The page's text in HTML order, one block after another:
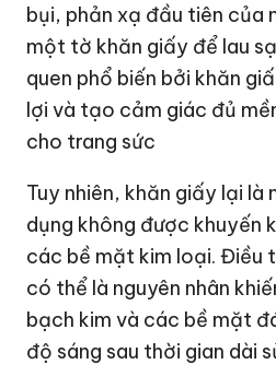
bụi, phản xạ đầu tiên của
một tờ khăn giấy để lau
quen phổ biến bởi khăn
lợi và tạo cảm giác đủ
cho trang sức
Tuy nhiên, khăn giấy lại
dụng không được khuyến
các bề mặt kim loại. Điều
có thể là nguyên nhân
bạch kim và các bề mặt
độ sáng sau thời gian dài